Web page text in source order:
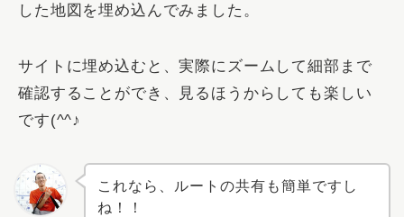
した地図を埋め込んでみました。
サイトに埋め込むと、実際に ズーム して細部まで
確認することができ、見るほうからしても楽しい
です(^^♪
これなら、ルートの共有も簡単ですし
ね！！